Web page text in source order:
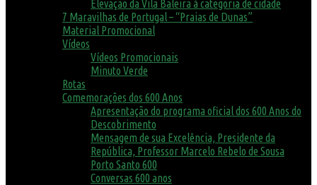
Elevação da Vila Baleira à categoria de cidade
7 Maravilhas de Portugal – “Praias de Dunas”
Material Promocional
Vídeos
Vídeos Promocionais
Minuto Verde
Rotas
Comemorações dos 600 Anos
Apresentação do programa oficial dos 600 Anos do
Descobrimento
Mensagem de sua Excelência, Presidente da
República, Professor Marcelo Rebelo de Sousa
Porto Santo 600
Conversas 600 anos